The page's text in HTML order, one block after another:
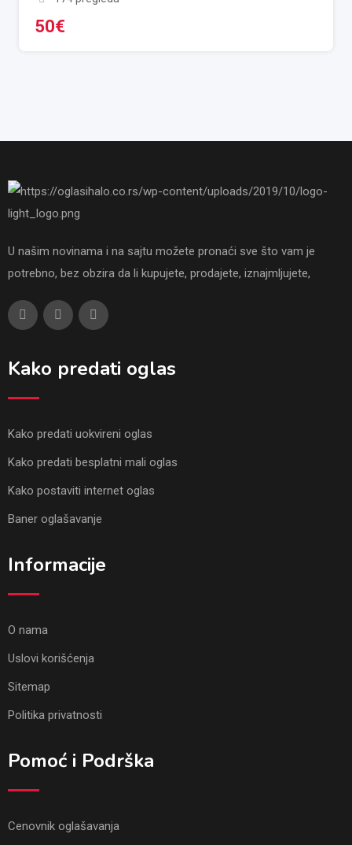
50€
U našim novinama i na sajtu možete pronaći sve što vam je
potrebno, bez obzira da li kupujete, prodajete, iznajmljujete,
Kako predati oglas
Kako predati uokvireni oglas
Kako predati besplatni mali oglas
Kako postaviti internet oglas
Baner oglašavanje
Informacije
O nama
Uslovi korišćenja
Sitemap
Politika privatnosti
Pomoć i Podrška
Cenovnik oglašavanja